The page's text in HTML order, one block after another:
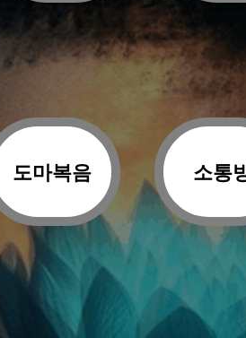
도마복음 소통